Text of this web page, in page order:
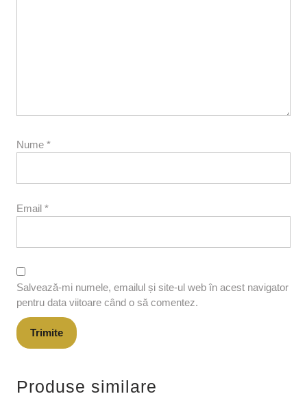
Nume *
Email *
Salvează-mi numele, emailul și site-ul web în acest navigator
pentru data viitoare când o să comentez.
Produse similare